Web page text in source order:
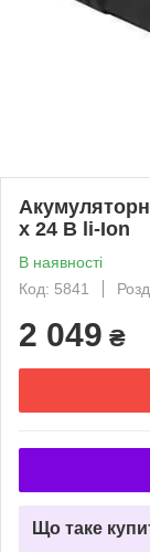
x 24 В li-Ion
В наявності
Код: 5841
2 049 ₴
Що таке